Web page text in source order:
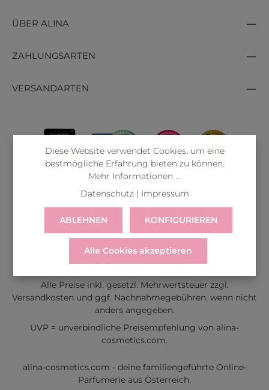
ÜBER ALINA
ZAHLUNGSARTEN
VERSANDARTEN
LIEFERUNGWIDERRUFSERVICE & HILFE
VERTRAG WIDERRUFEN
Alle Preise inkl. gesetzl. Mehrwertsteuer zzgl.
Versandkosten und ggf. Nachnahmegebühren, wenn nicht
anders angegeben.
UVP = unverbindliche Preisempfehlung von alina-
cosmetics.com.
alina-cosmetics.com - deine familiengeführte Online-
Parfumerie aus Österreich.
Diese Website verwendet Cookies, um eine
bestmögliche Erfahrung bieten zu können.
Mehr Informationen ...
Datenschutz| Impressum
ABLEHNEN KONFIGURIEREN
Alle Cookies akzeptieren